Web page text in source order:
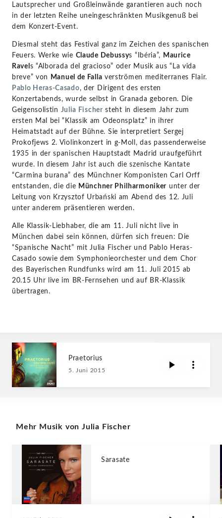
STAGE+
Lautsprecher und Großleinwände garantieren auch noch
in der letzten Reihe uneingeschränkten Musikgenuß bei
dem Konzert-Event.
Diesmal steht das Festival ganz im Zeichen des spanischen
Feuers. Werke wie Claude Debussys “Ibéria”, Maurice
Ravel s “Alborada del gracioso” oder Musik aus “La vida
breve” von
Manuel de Falla verströmen mediterranes Flair.
Pablo Heras-Casado, der Dirigent des ersten
Konzertabends, wurde selbst in Granada geboren. Die
Geigensolistin Julia Fischer steht in diesem Jahr zum
ersten Mal bei “Klassik am Odeonsplatz” in ihrer
Heimatstadt auf der Bühne. Sie interpretiert Sergej
Prokofjews 2. Violinkonzert in g-Moll, das passenderweise
1935 in der spanischen Hauptstadt Madrid uraufgeführt
wurde. In diesem Jahr ist auch die szenische Kantate
“Carmina burana” des Münchner Komponisten Carl Orff
entstanden, die die Münchner Philharmoniker unter der
Leitung von Krzysztof Urbański am Abend des 12. Juli
unter anderem präsentieren werden.
Alle Klassik-Liebhaber, die am 11. Juli nicht live in
München dabei sein können, dürfen sich freuen: Die
“Spanische Nacht” mit Julia Fischer und Pablo Heras-
Casado sowie dem Symphonieorchester und dem Chor
des Bayerischen Rundfunks wird am 11. Juli 2015 ab
20.15 Uhr live im BR-Fernsehen und auf BR-Klassik
übertragen.
Praetorius
5. Juni 2015
Mehr Musik von Julia Fischer
Sarasate